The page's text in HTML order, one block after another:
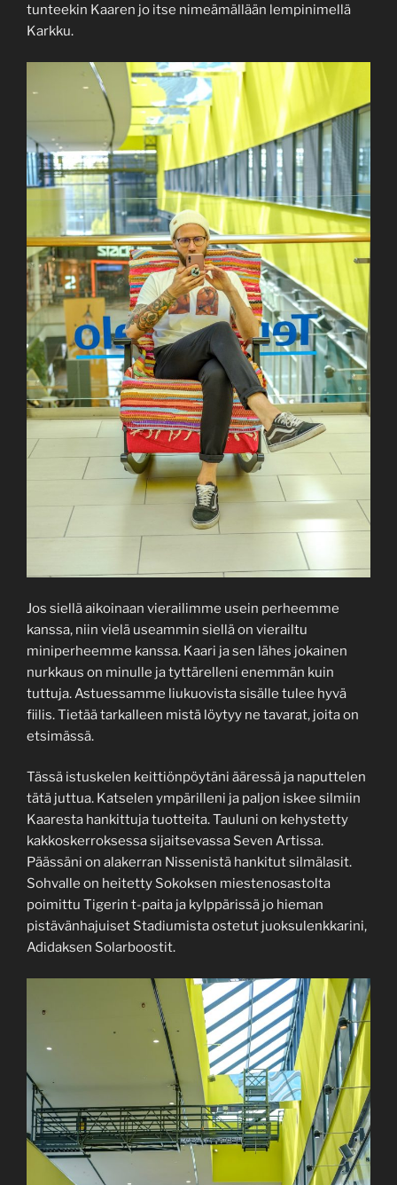
tunteekin Kaaren jo itse nimeämällään lempinimellä
Karkku.
Jos siellä aikoinaan vierailimme usein perheemme
kanssa, niin vielä useammin siellä on vierailtu
miniperheemme kanssa. Kaari ja sen lähes jokainen
nurkkaus on minulle ja tyttärelleni enemmän kuin
tuttuja. Astuessamme liukuovista sisälle tulee hyvä
fiilis. Tietää tarkalleen mistä löytyy ne tavarat, joita on
etsimässä.
Tässä istuskelen keittiönpöytäni ääressä ja naputtelen
tätä juttua. Katselen ympärilleni ja paljon iskee silmiin
Kaaresta hankittuja tuotteita. Tauluni on kehystetty
kakkoskerroksessa sijaitsevassa Seven Artissa.
Päässäni on alakerran Nissenistä hankitut silmälasit.
Sohvalle on heitetty Sokoksen miestenosastolta
poimittu Tigerin t-paita ja kylppärissä jo hieman
pistävänhajuiset Stadiumista ostetut juoksulenkkarini,
Adidaksen Solarboostit.